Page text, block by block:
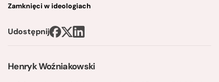
Henryk Woźniakowski
Zamknięci w ideologiach
Udostępnij